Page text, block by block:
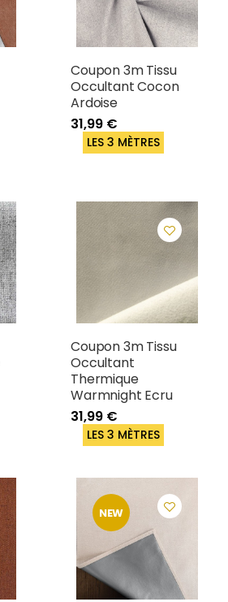
Coupon 3m Tissu
Occultant Cocon
Ardoise
31,99 €
LES 3 MÈTRES
Coupon 3m Tissu
Occultant
Thermique
Warmnight Ecru
31,99 €
LES 3 MÈTRES
NEW